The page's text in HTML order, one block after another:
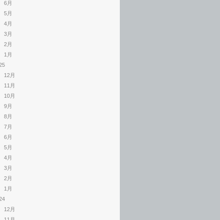
6月
5月
4月
3月
2月
1月
12月
11月
10月
9月
8月
7月
6月
5月
4月
3月
2月
1月
12月